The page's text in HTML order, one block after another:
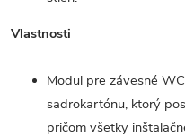
Vlastnosti
Modul pre závesné
sadrokartónu, ktorý
pričom všetky